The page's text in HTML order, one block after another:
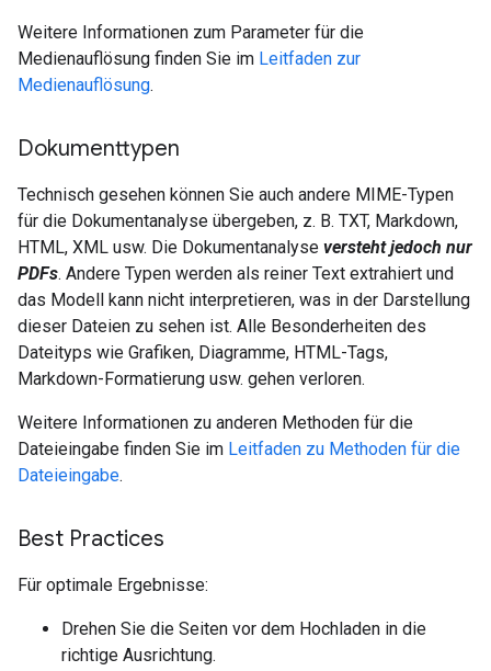
Weitere Informationen zum Parameter für die
Medienauflösung finden Sie im Leitfaden zur
Medienauflösung.
Dokumenttypen
Technisch gesehen können Sie auch andere MIME-Typen
für die Dokumentanalyse übergeben, z. B. TXT, Markdown,
HTML, XML usw. Die Dokumentanalyse versteht jedoch nur
PDFs. Andere Typen werden als reiner Text extrahiert und
das Modell kann nicht interpretieren, was in der Darstellung
dieser Dateien zu sehen ist. Alle Besonderheiten des
Dateityps wie Grafiken, Diagramme, HTML-Tags,
Markdown-Formatierung usw. gehen verloren.
Weitere Informationen zu anderen Methoden für die
Dateieingabe finden Sie im Leitfaden zu Methoden für die
Dateieingabe.
Best Practices
Für optimale Ergebnisse:
Drehen Sie die Seiten vor dem Hochladen in die
richtige Ausrichtung.